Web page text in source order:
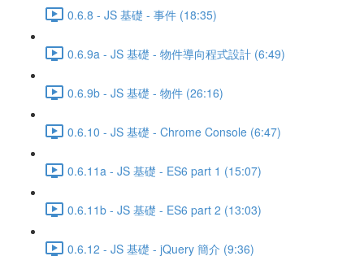
0.6.8 - JS 基礎 - 事件 (18:35)
0.6.9a - JS 基礎 - 物件導向程式設計 (6:49)
0.6.9b - JS 基礎 - 物件 (26:16)
0.6.10 - JS 基礎 - Chrome Console (6:47)
0.6.11a - JS 基礎 - ES6 part 1 (15:07)
0.6.11b - JS 基礎 - ES6 part 2 (13:03)
0.6.12 - JS 基礎 - jQuery 簡介 (9:36)